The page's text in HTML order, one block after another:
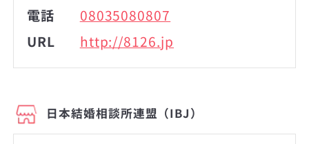
電話
08035080807
URL
http://8126.jp
日本結婚相談所連盟（IBJ）